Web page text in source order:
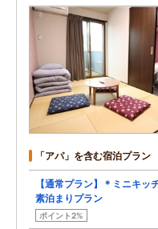
「アパ」を含む宿泊プラン
【通常プラン】＊ミニキッ
素泊まりプラン
ポイント2%